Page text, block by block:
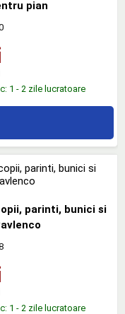
pian
1 - 2 zile lucratoare
parinti, bunici si
1 - 2 zile lucratoare